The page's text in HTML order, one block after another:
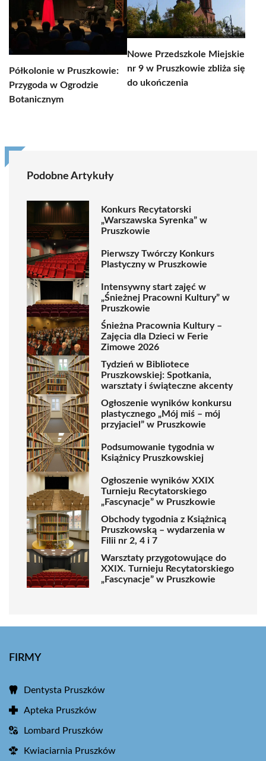
Półkolonie w Pruszkowie:
Przygoda w Ogrodzie
Botanicznym
Nowe Przedszkole Miejskie
nr 9 w Pruszkowie zbliża się
do ukończenia
Podobne Artykuły
Konkurs Recytatorski
„Warszawska Syrenka” w
Pruszkowie
Pierwszy Twórczy Konkurs
Plastyczny w Pruszkowie
Intensywny start zajęć w
„Śnieżnej Pracowni Kultury” w
Pruszkowie
Śnieżna Pracownia Kultury –
Zajęcia dla Dzieci w Ferie
Zimowe 2026
Tydzień w Bibliotece
Pruszkowskiej: Spotkania,
warsztaty i świąteczne akcenty
Ogłoszenie wyników konkursu
plastycznego „Mój miś – mój
przyjaciel” w Pruszkowie
Podsumowanie tygodnia w
Książnicy Pruszkowskiej
Ogłoszenie wyników XXIX
Turnieju Recytatorskiego
„Fascynacje” w Pruszkowie
Obchody tygodnia z Książnicą
Pruszkowską – wydarzenia w
Filii nr 2, 4 i 7
Warsztaty przygotowujące do
XXIX. Turnieju Recytatorskiego
„Fascynacje” w Pruszkowie
FIRMY
Dentysta Pruszków
Apteka Pruszków
Lombard Pruszków
Kwiaciarnia Pruszków